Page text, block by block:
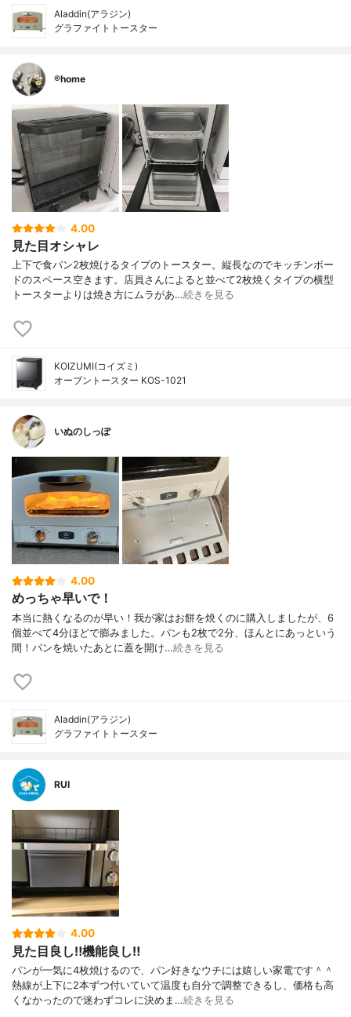
Aladdin(アラジン)
グラファイトトースター
®️home
4.00
見た目オシャレ
上下で食パン2枚焼けるタイプのトースター。縦長なのでキッチンボー
ドのスペース空きます。店員さんによると並べて2枚焼くタイプの横型
トースターよりは焼き方にムラがあ…続きを見る
KOIZUMI(コイズミ)
オーブントースター KOS-1021
いぬのしっぽ
4.00
めっちゃ早いで！
本当に熱くなるのが早い！我が家はお餅を焼くのに購入しましたが、6
個並べて4分ほどで膨みました。パンも2枚で2分、ほんとにあっという
間！パンを焼いたあとに蓋を開け…続きを見る
Aladdin(アラジン)
グラファイトトースター
RUI
4.00
見た目良し‼️機能良し‼️
パンが一気に4枚焼けるので、パン好きなウチには嬉しい家電です＾＾
熱線が上下に2本ずつ付いていて温度も自分で調整できるし、価格も高
くなかったので迷わずコレに決めま…続きを見る